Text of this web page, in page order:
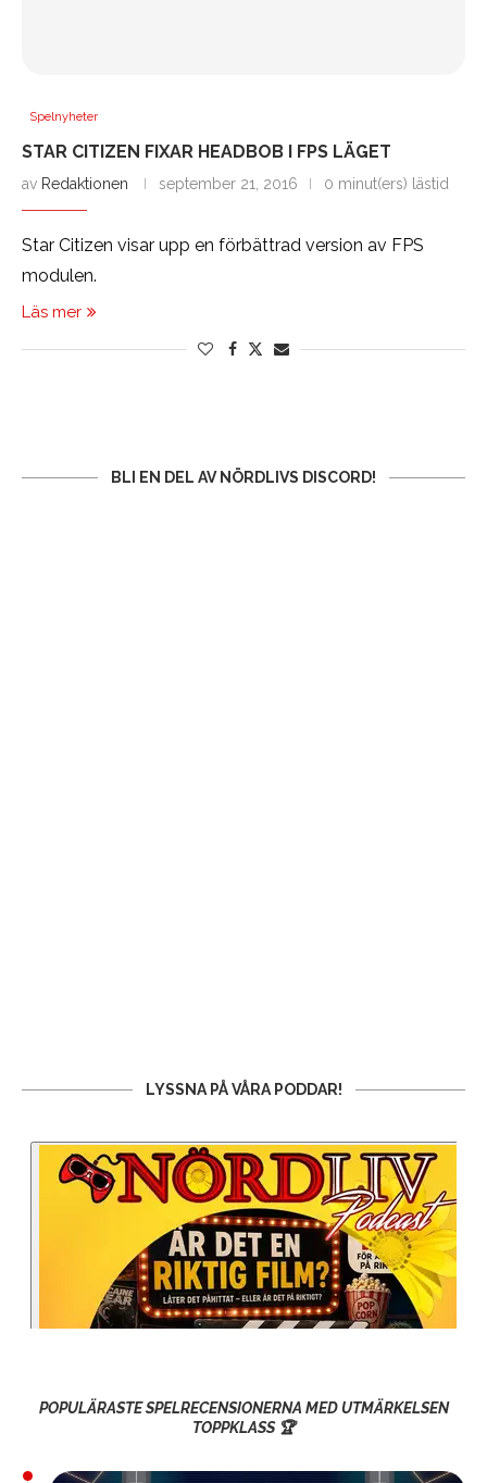
Spelnyheter
STAR CITIZEN FIXAR HEADBOB I FPS LÄGET
av Redaktionen september 21, 2016 0 minut(ers) lästid
Star Citizen visar upp en förbättrad version av FPS
modulen.
Läs mer
BLI EN DEL AV NÖRDLIVS DISCORD!
LYSSNA PÅ VÅRA PODDAR!
POPULÄRASTE SPELRECENSIONERNA MED UTMÄRKELSEN
TOPPKLASS 🏆